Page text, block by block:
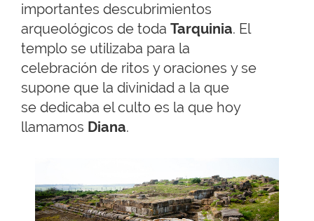
importantes descubrimientos
arqueológicos de toda Tarquinia. El
templo se utilizaba para la
celebración de ritos y oraciones y se
supone que la divinidad a la que
se dedicaba el culto es la que hoy
llamamos Diana.